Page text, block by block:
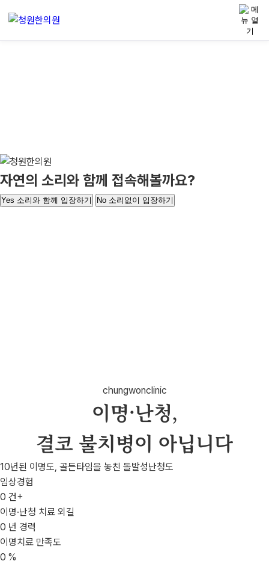
자연의 소리와 함께 접속해볼까요?
Yes 소리와 함께 입장하기 No 소리없이 입장하기
chungwonclinic
이명·난청,
결코 불치병이 아닙니다
10년된 이명도, 골든타임을 놓친 돌발성난청도
임상경험
0 건+
이명·난청 치료 외길
0 년 경력
이명치료 만족도
0 %